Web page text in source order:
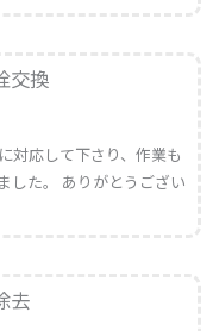
交換
対応して下さり、作業も
した。 ありがとうござい
去